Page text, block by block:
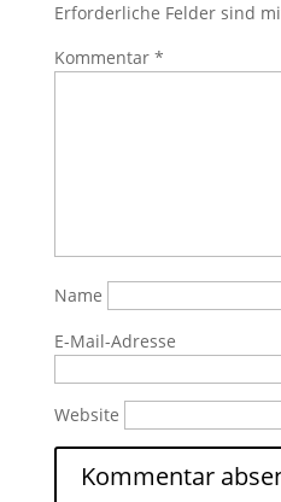
Erforderliche Felder sind
Kommentar *
Name
E-Mail-Adresse
Website